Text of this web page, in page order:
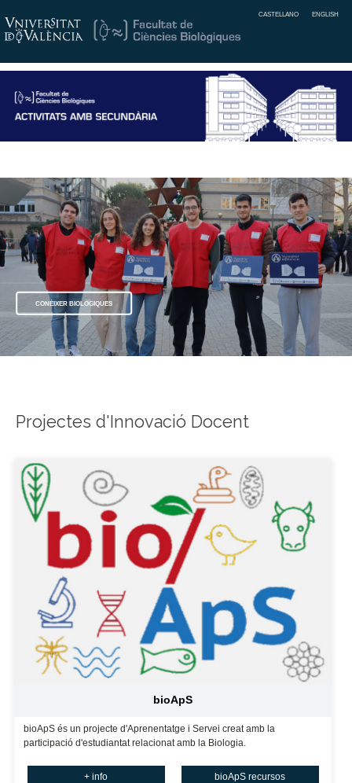
CASTELLANO ENGLISH
CONÈIXER BIOLÒGIQUES
Projectes d'Innovació Docent
bioApS
bioApS és un projecte d'Aprenentatge i Servei creat amb la
participació d'estudiantat relacionat amb la Biologia.
+ info bioApS recursos